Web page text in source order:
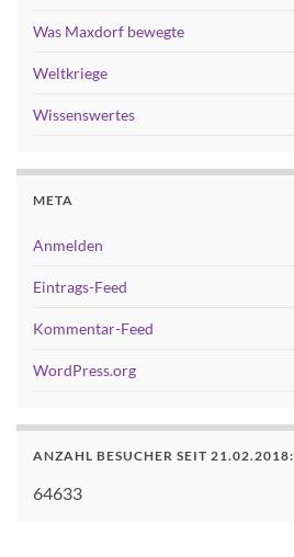
Was Maxdorf bewegte
Weltkriege
Wissenswertes
META
Anmelden
Eintrags-Feed
Kommentar-Feed
WordPress.org
ANZAHL BESUCHER SEIT 21.02.2018:
64633